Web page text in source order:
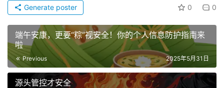
0 0
Generate poster
端午安康，更要“粽”视安全！你的个人信息防护指南来
啦
Previous 2025年5月31日
源头管控才安全